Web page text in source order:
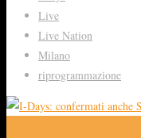
Live
Live Nation
Milano
riprogrammazione